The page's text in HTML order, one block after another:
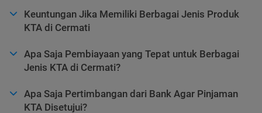
Keuntungan Jika Memiliki Berbagai Jenis Produk
KTA di Cermati
Apa Saja Pembiayaan yang Tepat untuk Berbagai
Jenis KTA di Cermati?
Apa Saja Pertimbangan dari Bank Agar Pinjaman
KTA Disetujui?